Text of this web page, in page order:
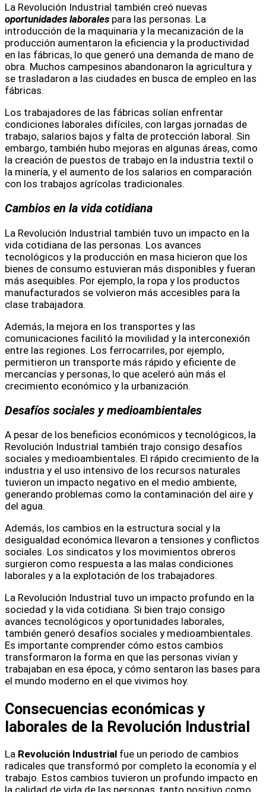
La Revolución Industrial también creó nuevas
oportunidades laborales para las personas. La
introducción de la maquinaria y la mecanización de la
producción aumentaron la eficiencia y la productividad
en las fábricas, lo que generó una demanda de mano de
obra. Muchos campesinos abandonaron la agricultura y
se trasladaron a las ciudades en busca de empleo en las
fábricas.
Los trabajadores de las fábricas solían enfrentar
condiciones laborales difíciles, con largas jornadas de
trabajo, salarios bajos y falta de protección laboral. Sin
embargo, también hubo mejoras en algunas áreas, como
la creación de puestos de trabajo en la industria textil o
la minería, y el aumento de los salarios en comparación
con los trabajos agrícolas tradicionales.
Cambios en la vida cotidiana
La Revolución Industrial también tuvo un impacto en la
vida cotidiana de las personas. Los avances
tecnológicos y la producción en masa hicieron que los
bienes de consumo estuvieran más disponibles y fueran
más asequibles. Por ejemplo, la ropa y los productos
manufacturados se volvieron más accesibles para la
clase trabajadora.
Además, la mejora en los transportes y las
comunicaciones facilitó la movilidad y la interconexión
entre las regiones. Los ferrocarriles, por ejemplo,
permitieron un transporte más rápido y eficiente de
mercancías y personas, lo que aceleró aún más el
crecimiento económico y la urbanización.
Desafíos sociales y medioambientales
A pesar de los beneficios económicos y tecnológicos, la
Revolución Industrial también trajo consigo desafíos
sociales y medioambientales. El rápido crecimiento de la
industria y el uso intensivo de los recursos naturales
tuvieron un impacto negativo en el medio ambiente,
generando problemas como la contaminación del aire y
del agua.
Además, los cambios en la estructura social y la
desigualdad económica llevaron a tensiones y conflictos
sociales. Los sindicatos y los movimientos obreros
surgieron como respuesta a las malas condiciones
laborales y a la explotación de los trabajadores.
La Revolución Industrial tuvo un impacto profundo en la
sociedad y la vida cotidiana. Si bien trajo consigo
avances tecnológicos y oportunidades laborales,
también generó desafíos sociales y medioambientales.
Es importante comprender cómo estos cambios
transformaron la forma en que las personas vivían y
trabajaban en esa época, y cómo sentaron las bases para
el mundo moderno en el que vivimos hoy.
Consecuencias económicas y
laborales de la Revolución Industrial
La Revolución Industrial fue un periodo de cambios
radicales que transformó por completo la economía y el
trabajo. Estos cambios tuvieron un profundo impacto en
la calidad de vida de las personas, tanto positivo como